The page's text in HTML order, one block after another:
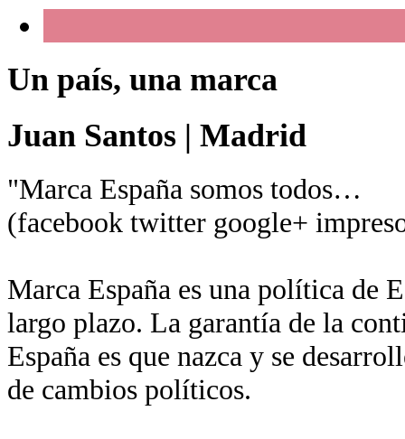
Un país, una marca
Juan Santos | Madrid
"Marca España somos todos…
(facebook twitter google+
Marca España es una política de
largo plazo. La garantía de la
España es que nazca y se
de cambios políticos.